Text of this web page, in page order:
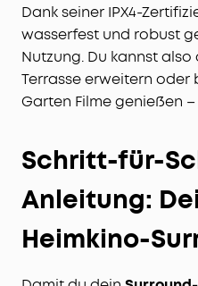
Dank seiner IPX4-
wasserfest und robust
Nutzung. Du kannst
Terrasse erweitern oder
Garten Filme genießen
Schritt-für-
Anleitung:
Heimkino-